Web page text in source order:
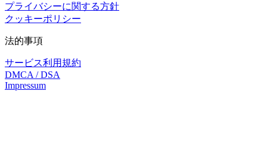
プライバシーに関する方針
クッキーポリシー
法的事項
サービス利用規約
DMCA / DSA
Impressum